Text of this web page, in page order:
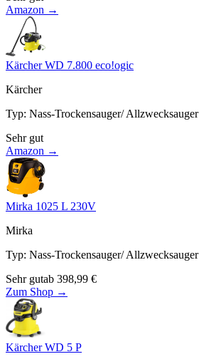
Amazon →
Kärcher WD 7.800 eco!ogic
Kärcher
Typ: Nass-Trockensauger/ Allzwecksauger
Sehr gut
Amazon →
Mirka 1025 L 230V
Mirka
Typ: Nass-Trockensauger/ Allzwecksauger
Sehr gutab 398,99 €
Zum Shop →
Kärcher WD 5 P